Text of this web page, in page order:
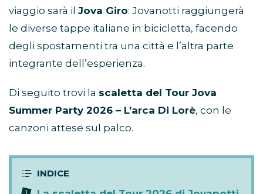
viaggio sarà il Jova Giro: Jovanotti raggiungerà
le diverse tappe italiane in bicicletta, facendo
degli spostamenti tra una città e l’altra parte
integrante dell’esperienza.
Di seguito trovi la scaletta del Tour Jova
Summer Party 2026 – L’arca Di Lorè, con le
canzoni attese sul palco.